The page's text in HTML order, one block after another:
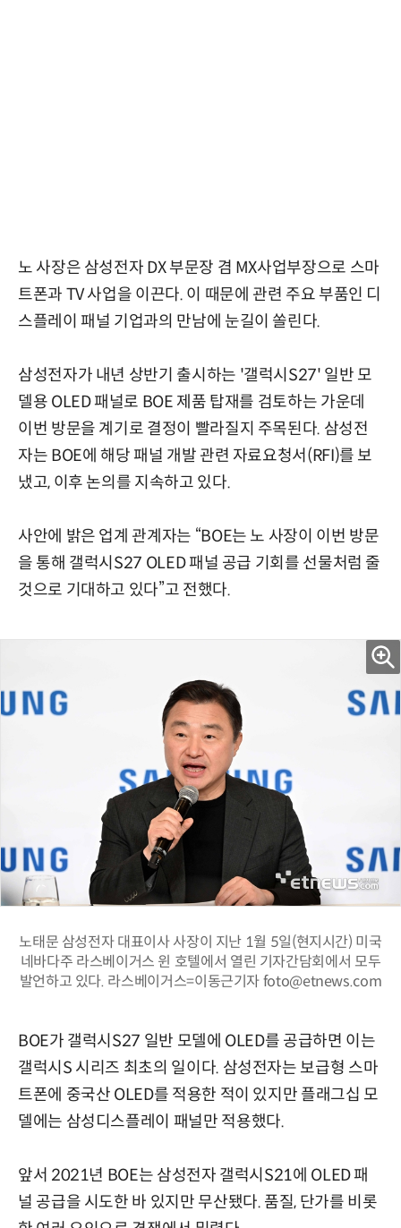
노 사장은 삼성전자 DX 부문장 겸 MX사업부장으로 스마
트폰과 TV 사업을 이끈다. 이 때문에 관련 주요 부품인 디
스플레이 패널 기업과의 만남에 눈길이 쏠린다.
삼성전자가 내년 상반기 출시하는 '갤럭시S27' 일반 모
델용 OLED 패널로 BOE 제품 탑재를 검토하는 가운데
이번 방문을 계기로 결정이 빨라질지 주목된다. 삼성전
자는 BOE에 해당 패널 개발 관련 자료요청서(RFI)를 보
냈고, 이후 논의를 지속하고 있다.
사안에 밝은 업계 관계자는 “BOE는 노 사장이 이번 방문
을 통해 갤럭시S27 OLED 패널 공급 기회를 선물처럼 줄
것으로 기대하고 있다”고 전했다.
노태문 삼성전자 대표이사 사장이 지난 1월 5일(현지시간) 미국
네바다주 라스베이거스 윈 호텔에서 열린 기자간담회에서 모두
발언하고 있다. 라스베이거스=이동근기자 foto@etnews.com
BOE가 갤럭시S27 일반 모델에 OLED를 공급하면 이는
갤럭시S 시리즈 최초의 일이다. 삼성전자는 보급형 스마
트폰에 중국산 OLED를 적용한 적이 있지만 플래그십 모
델에는 삼성디스플레이 패널만 적용했다.
앞서 2021년 BOE는 삼성전자 갤럭시S21에 OLED 패
널 공급을 시도한 바 있지만 무산됐다. 품질, 단가를 비롯